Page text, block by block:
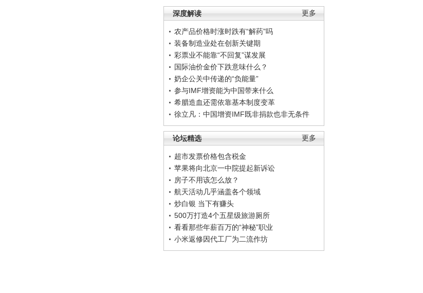
更多
深度解读
农产品价格时涨时跌有“解药”吗
装备制造业处在创新关键期
彩票业不能靠“不回复”谋发展
国际油价金价下跌意味什么？
奶企公关中传递的“负能量”
参与IMF增资能为中国带来什么
希腊造血还需依靠基本制度变革
徐立凡：中国增资IMF既非捐款也非无条件
更多
论坛精选
超市发票价格包含税金
苹果将向北京一中院提起新诉讼
房子不用该怎么放？
航天活动几乎涵盖各个领域
炒白银 当下有赚头
500万打造4个五星级旅游厕所
看看那些年薪百万的“神秘”职业
小米返修因代工厂为二流作坊